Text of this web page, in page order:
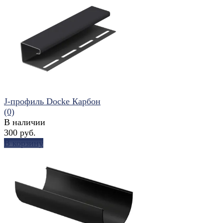
избранное сравнить
J-профиль Docke Карбон
(0)
В наличии
300 руб.
В корзину